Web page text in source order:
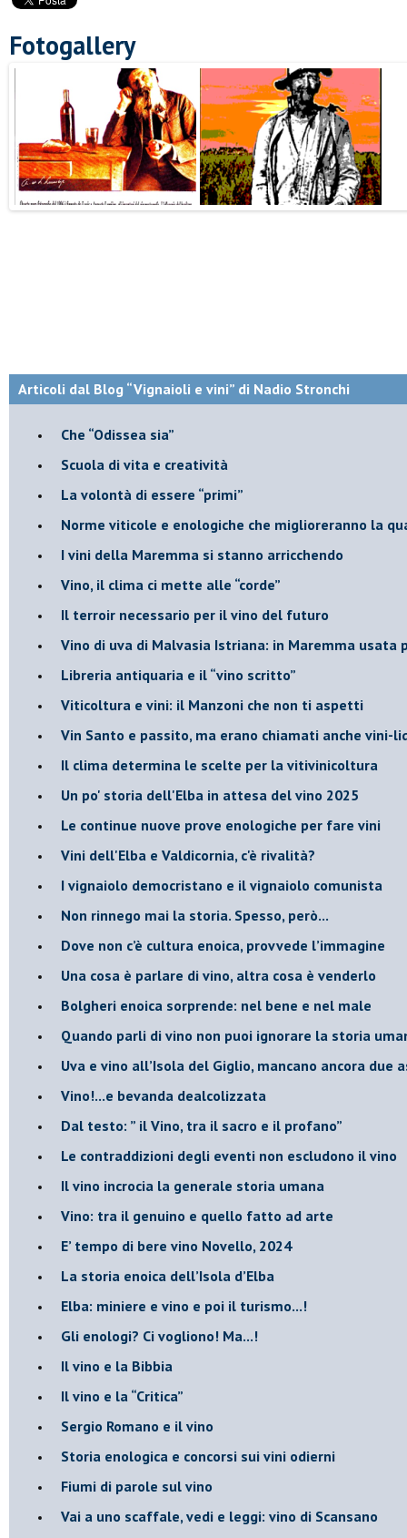
Fotogallery
Articoli dal Blog “Vignaioli e vini” di Nadio Stronchi
​Che “Odissea sia”
Scuola di vita e creatività
​La volontà di essere “primi”
Norme viticole e enologiche che miglioreranno la
​I vini della Maremma si stanno arricchendo
Vino, il clima ci mette alle “corde”
Il terroir necessario per il vino del futuro
​Vino di uva di Malvasia Istriana: in Maremma usata
​Libreria antiquaria e il “vino scritto”
​Viticoltura e vini: il Manzoni che non ti aspetti
​Vin Santo e passito, ma erano chiamati anche vini-
Il clima determina le scelte per la vitivinicoltura
Un po' storia dell'Elba in attesa del vino 2025
Le continue nuove prove enologiche per fare vini
Vini dell'Elba e Valdicornia, c'è rivalità?
​I vignaiolo democristano e il vignaiolo comunista
​Non rinnego mai la storia. Spesso, però...
​Dove non c’è cultura enoica, provvede l’immagine
​Una cosa è parlare di vino, altra cosa è venderlo
Bolgheri enoica sorprende: nel bene e nel male
​Quando parli di vino non puoi ignorare la storia
Uva e vino all’Isola del Giglio, mancano ancora due
​Vino!...e bevanda dealcolizzata
​Dal testo: ” il Vino, tra il sacro e il profano”
Le contraddizioni degli eventi non escludono il vino
​Il vino incrocia la generale storia umana
Vino: tra il genuino e quello fatto ad arte
E’ tempo di bere vino Novello, 2024
La storia enoica dell’Isola d’Elba
Elba: miniere e vino e poi il turismo...!
​Gli enologi? Ci vogliono! Ma...!
​Il vino e la Bibbia
​Il vino e la “Critica”
Sergio Romano e il vino
​Storia enologica e concorsi sui vini odierni
Fiumi di parole sul vino
​Vai a uno scaffale, vedi e leggi: vino di Scansano